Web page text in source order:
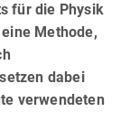
für die Physik
Methode,
dabei
verwendeten